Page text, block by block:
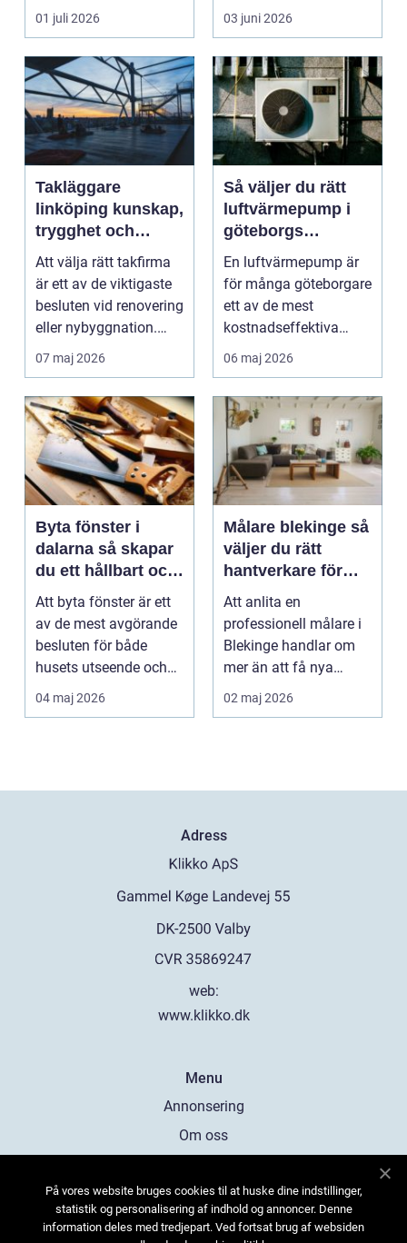
genomtänkt
måleriarbet...
01 juli 2026 03 juni 2026
Takläggare
linköping kunskap,
trygghet och
hållbara tak
Att välja rätt takfirma
är ett av de viktigaste
besluten vid renovering
eller nybyggnation.
Taket på...
07 maj 2026
Så väljer du rätt
luftvärmepump i
göteborgs
kustklimat
En luftvärmepump är
för många göteborgare
ett av de mest
kostnadseffektiva
sätten att sänka sina
upp...
06 maj 2026
Byta fönster i
dalarna så skapar
du ett hållbart och
vackert hus
Att byta fönster är ett
av de mest avgörande
besluten för både
husets utseende och
energiförbrukning...
04 maj 2026
Målare blekinge så
väljer du rätt
hantverkare för
hem och företag
Att anlita en
professionell målare i
Blekinge handlar om
mer än att få nya
färger på väggarna.
Rätt ...
02 maj 2026
Adress
web:
www.klikko.dk
Menu
Annonsering
Om oss
Kontakta oss
Sitemap
På vores website bruges cookies til at huske dine indstillinger,
statistik og personalisering af indhold og annoncer. Denne
information deles med tredjepart. Ved fortsat brug af websiden